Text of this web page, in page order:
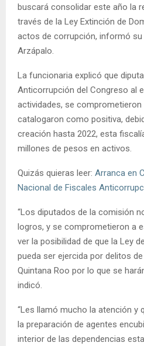
buscará consolidar este año la
través de la Ley Extinción de
actos de corrupción, informó su
Arzápalo.
La funcionaria explicó que
Anticorrupción del Congreso al
actividades, se comprometieron
catalogaron como positiva,
creación hasta 2022, esta
millones de pesos en activos.
Quizás quieras leer: Arranca en
Nacional de Fiscales
“Los diputados de la comisión
logros, y se comprometieron a
ver la posibilidad de que la Ley
pueda ser ejercida por delitos
Quintana Roo por lo que se
indicó.
“Les llamó mucho la atención y
la preparación de agentes
interior de las dependencias